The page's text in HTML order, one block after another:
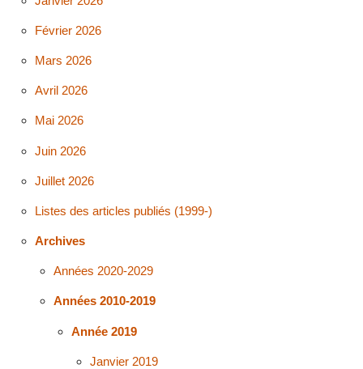
Février 2026
Mars 2026
Avril 2026
Mai 2026
Juin 2026
Juillet 2026
Listes des articles publiés (1999-)
Archives
Années 2020-2029
Années 2010-2019
Année 2019
Janvier 2019